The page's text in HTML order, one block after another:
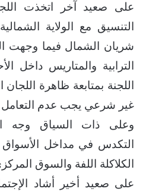
على صعيد آخر اتخذت
التنسيق مع الولاية
شريان الشمال فيما وجهت
الترابية والمتاريس داخل
اللجنة بمتابعة ظاهرة
غير شرعي يجب عدم التعامل
وعلى ذات السياق وجه
التكدس في مداخل
الكلاكلة اللفة والسوق
على صعيد أخير أشاد